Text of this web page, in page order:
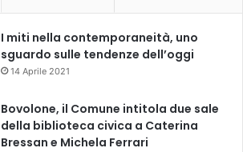
I miti nella contemporaneità, uno
sguardo sulle tendenze dell’oggi
14 Aprile 2021
Bovolone, il Comune intitola due sale
della biblioteca civica a Caterina
Bressan e Michela Ferrari